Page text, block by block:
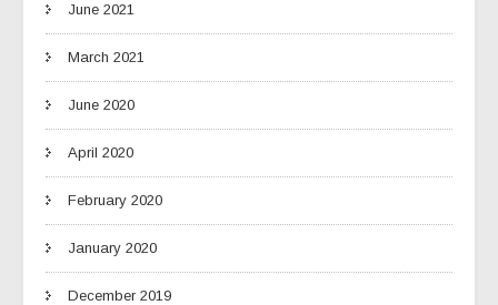
June 2021
March 2021
June 2020
April 2020
February 2020
January 2020
December 2019